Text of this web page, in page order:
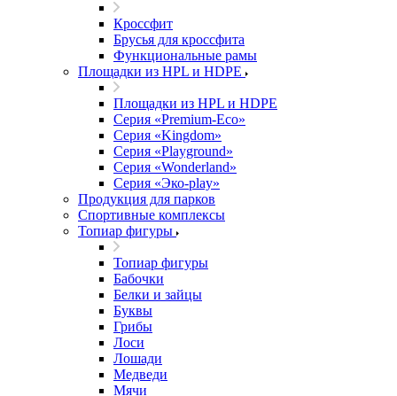
Кроссфит
Брусья для кроссфита
Функциональные рамы
Площадки из HPL и HDPE
Площадки из HPL и HDPE
Серия «Premium-Eco»
Серия «Kingdom»
Серия «Playground»
Серия «Wonderland»
Серия «Эко-play»
Продукция для парков
Спортивные комплексы
Топиар фигуры
Топиар фигуры
Бабочки
Белки и зайцы
Буквы
Грибы
Лоси
Лошади
Медведи
Мячи